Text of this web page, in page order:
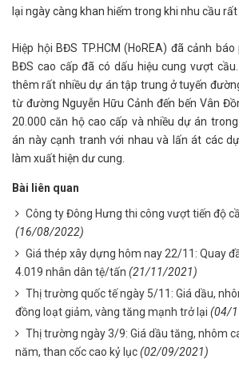
lại ngày càng khan hiếm trong khi nhu cầu rất
Hiệp hội BĐS TP.HCM (HoREA) đã cảnh
BĐS cao cấp đã có dấu hiệu cung vượt
thêm rất nhiều dự án tập trung ở tuyến
từ đường Nguyễn Hữu Cảnh đến bến Vân
20.000 căn hộ cao cấp và nhiều dự án
án này cạnh tranh với nhau và lấn át các
làm xuất hiện dư cung.
Bài liên quan
Công ty Đông Hưng thi công vượt tiến độ
(16/08/2022)
Giá thép xây dựng hôm nay 22/11: Quay
4.019 nhân dân tệ/tấn (21/11/2021)
Thị trường quốc tế ngày 5/11: Giá dầu,
đồng loạt giảm, vàng tăng mạnh trở lại (04/
Thị trường ngày 3/9: Giá dầu tăng, nhôm
năm, than cốc cao kỷ lục(02/09/2021)